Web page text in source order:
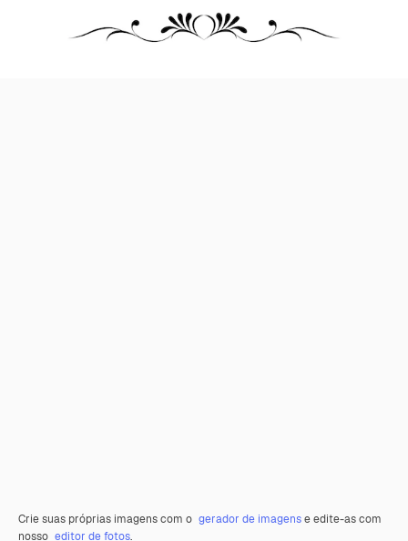
Crie suas próprias imagens com o gerador de imagense edite-as com
nosso editor de fotos.